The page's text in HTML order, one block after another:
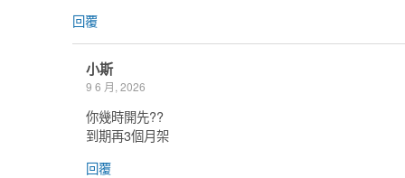
回覆
小斯
9 6 月, 2026
你幾時開先??
到期再3個月架
回覆